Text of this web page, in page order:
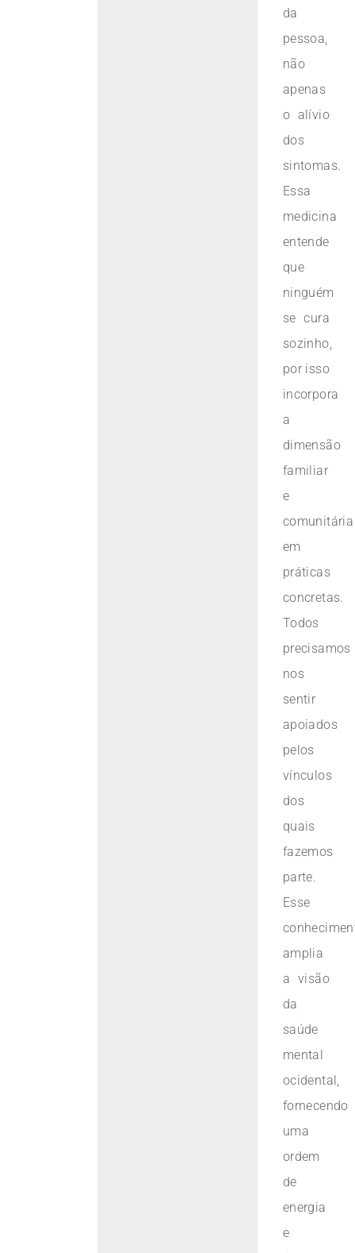
da
pessoa,
não
apenas
o alívio
dos
sintomas.
Essa
medicina
entende
que
ninguém
se cura
sozinho,
por isso
incorpora
a
dimensão
familiar
e
comunitária
em
práticas
concretas.
Todos
precisamos
nos
sentir
apoiados
pelos
vínculos
dos
quais
fazemos
parte.
Esse
amplia
a visão
da
saúde
mental
ocidental,
fornecendo
uma
ordem
de
energia
e